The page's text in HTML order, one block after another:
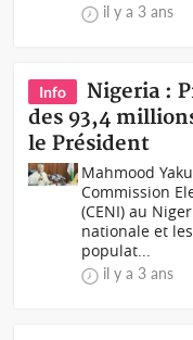
il y a 3 ans
Info
Nigeria :
des 93,4
le Président
Mahmood
Commission
(CENI) au
nationale et
populat...
il y a 3 ans